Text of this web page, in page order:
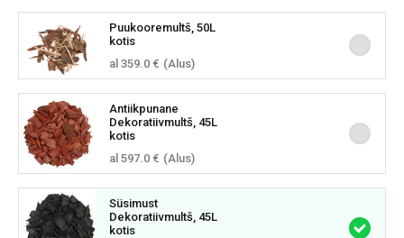
Puukooremultš, 50L
kotis
al 359.0 € (Alus)
Antiikpunane
Dekoratiivmultš, 45L
kotis
al 597.0 € (Alus)
Süsimust
Dekoratiivmultš, 45L
kotis